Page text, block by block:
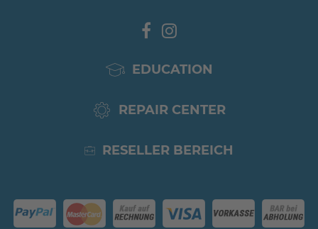
EDUCATION
REPAIR CENTER
RESELLER BEREICH